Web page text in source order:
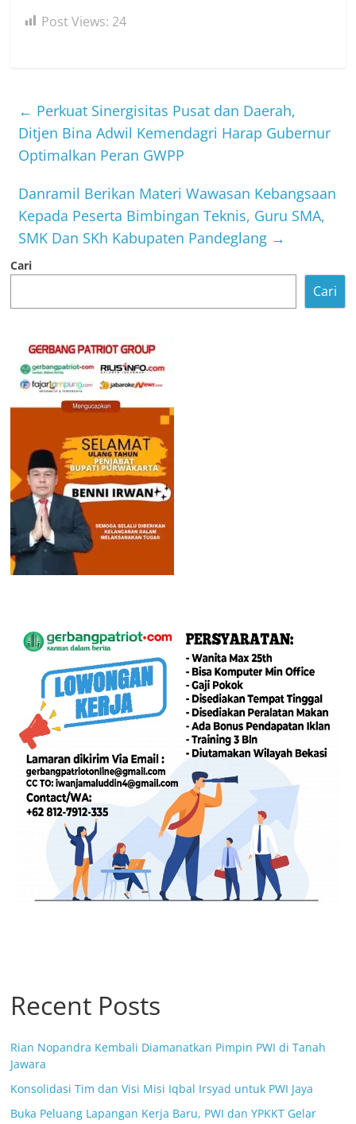
Post Views: 24
← Perkuat Sinergisitas Pusat dan Daerah,
Ditjen Bina Adwil Kemendagri Harap Gubernur
Optimalkan Peran GWPP
Danramil Berikan Materi Wawasan Kebangsaan
Kepada Peserta Bimbingan Teknis, Guru SMA,
SMK Dan SKh Kabupaten Pandeglang →
Cari
Cari
Recent Posts
Rian Nopandra Kembali Diamanatkan Pimpin PWI di Tanah
Jawara
Konsolidasi Tim dan Visi Misi Iqbal Irsyad untuk PWI Jaya
Buka Peluang Lapangan Kerja Baru, PWI dan YPKKT Gelar